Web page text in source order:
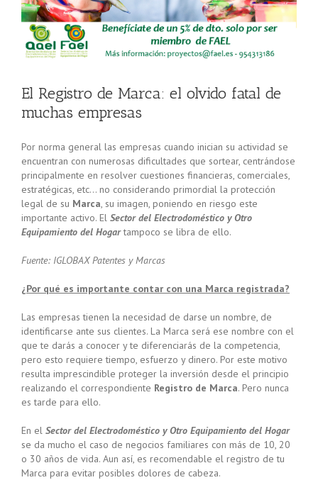
El Registro de Marca: el olvido fatal de
muchas empresas
Por norma general las empresas cuando inician su actividad se
encuentran con numerosas dificultades que sortear, centrándose
principalmente en resolver cuestiones financieras, comerciales,
estratégicas, etc… no considerando primordial la protección
legal de su Marca, su imagen, poniendo en riesgo este
importante activo. El Sector del Electrodoméstico y Otro
Equipamiento del Hogartampoco se libra de ello.
Fuente: IGLOBAX Patentes y Marcas
¿Por qué es importante contar con una Marca registrada?
Las empresas tienen la necesidad de darse un nombre, de
identificarse ante sus clientes. La Marca será ese nombre con el
que te darás a conocer y te diferenciarás de la competencia,
pero esto requiere tiempo, esfuerzo y dinero. Por este motivo
resulta imprescindible proteger la inversión desde el principio
realizando el correspondiente Registro de Marca. Pero nunca
es tarde para ello.
En el Sector del Electrodoméstico y Otro Equipamiento del Hogar
se da mucho el caso de negocios familiares con más de 10, 20
o 30 años de vida. Aun así, es recomendable el registro de tu
Marca para evitar posibles dolores de cabeza.